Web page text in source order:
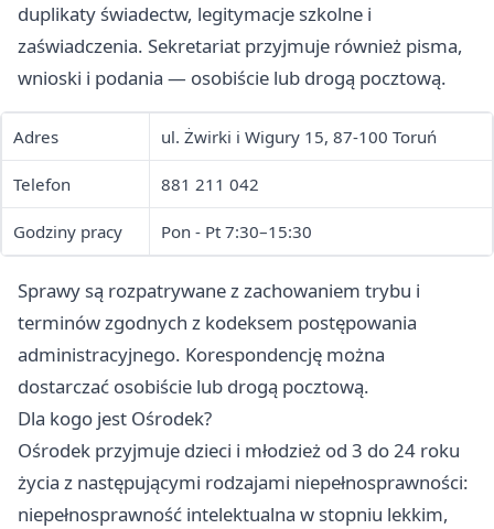
duplikaty świadectw, legitymacje szkolne i
zaświadczenia. Sekretariat przyjmuje również pisma,
wnioski i podania — osobiście lub drogą pocztową.
Adres ul. Żwirki i Wigury 15, 87-100 Toruń
Telefon 881 211 042
Godziny pracy Pon - Pt 7:30–15:30
Sprawy są rozpatrywane z zachowaniem trybu i
terminów zgodnych z kodeksem postępowania
administracyjnego. Korespondencję można
dostarczać osobiście lub drogą pocztową.
Dla kogo jest Ośrodek?
Ośrodek przyjmuje dzieci i młodzież od 3 do 24 roku
życia z następującymi rodzajami niepełnosprawności:
niepełnosprawność intelektualna w stopniu lekkim,